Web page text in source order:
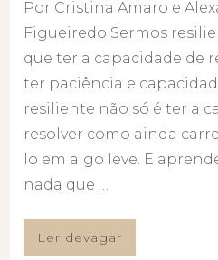
Por Cristina Amaro e
Figueiredo Sermos
que ter a capacidade de
ter paciência e
resiliente não só é ter a
resolver como ainda
lo em algo leve. E
nada que …
Ler devagar